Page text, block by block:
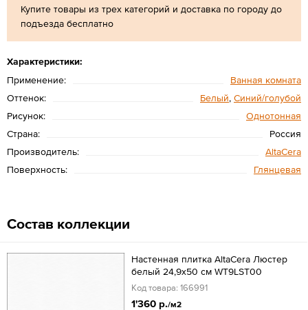
Купите товары из трех категорий и доставка по городу до
подъезда бесплатно
Характеристики:
Применение:
Ванная комната
Оттенок:
Белый, Синий/голубой
Рисунок:
Однотонная
Страна:
Россия
Производитель:
AltaCera
Поверхность:
Глянцевая
Состав коллекции
Настенная плитка AltaCera Люстер
белый 24,9x50 см WT9LST00
Код товара: 166991
1'360 р./м2